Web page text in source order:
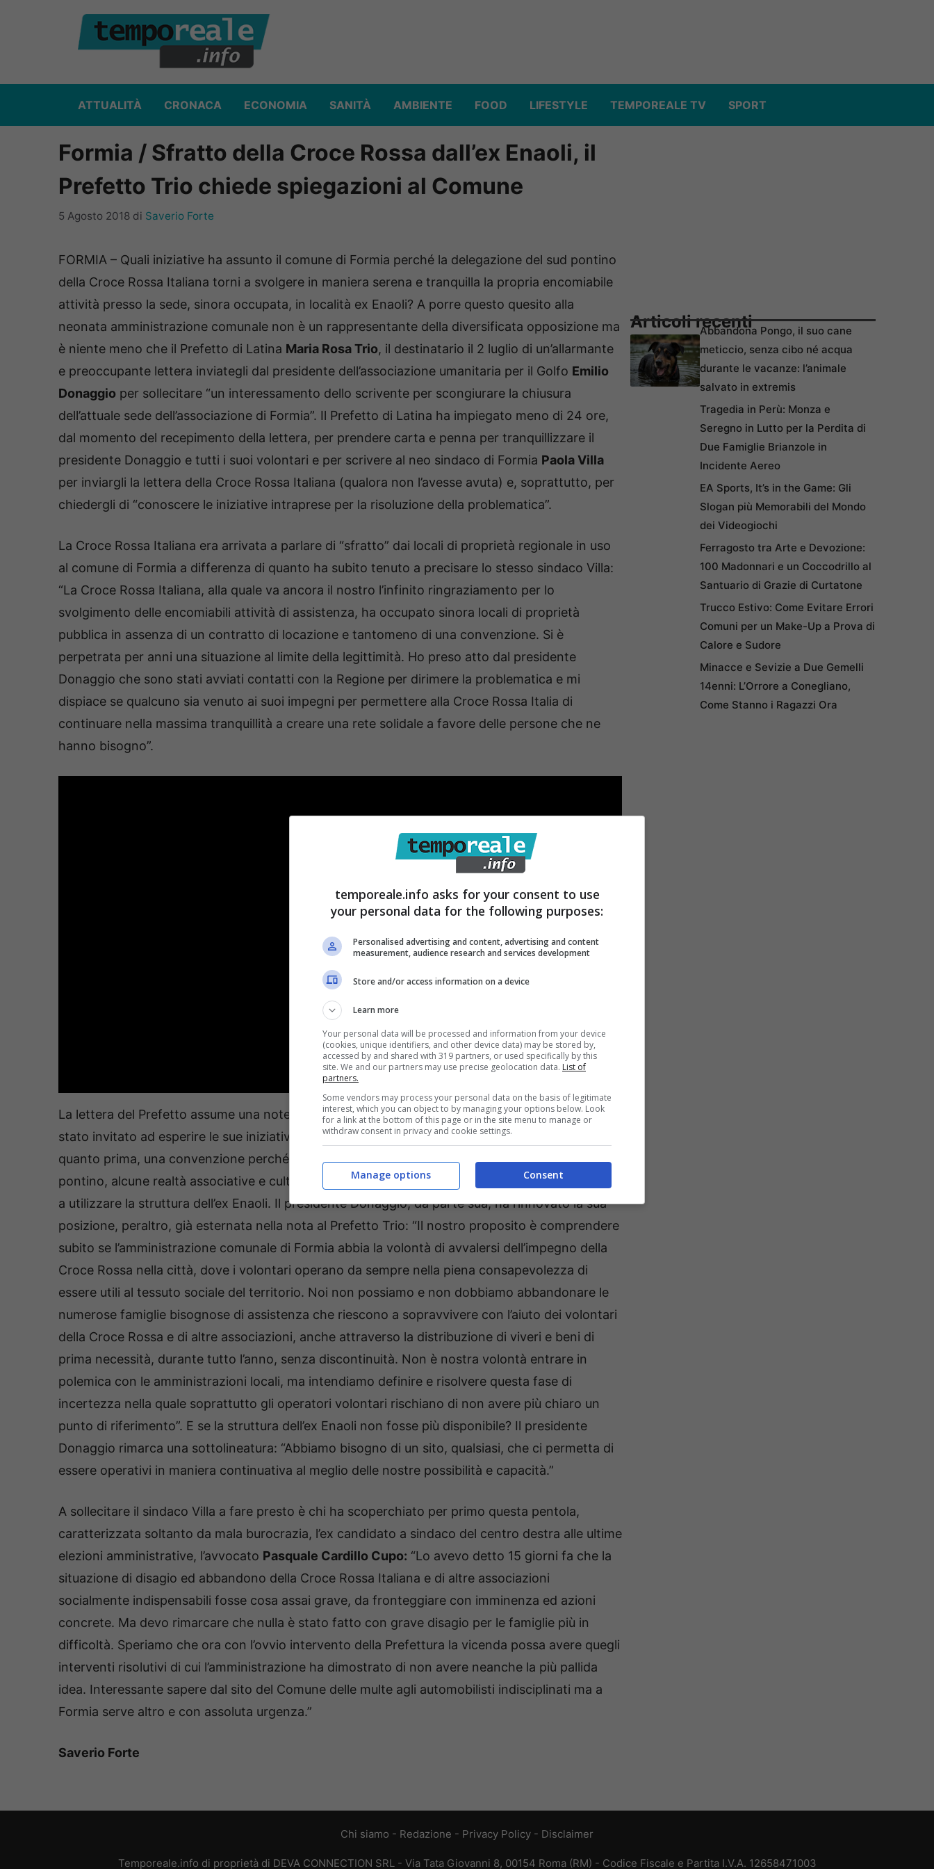
ATTUALITÀ CRONACA ECONOMIA SANITÀ AMBIENTE FOOD LIFESTYLE TEMPOREALE TV SPORT
Formia / Sfratto della Croce Rossa dall’ex Enaoli, il
Prefetto Trio chiede spiegazioni al Comune
5 Agosto 2018 di Saverio Forte
FORMIA – Quali iniziative ha assunto il comune di Formia perché la delegazione del sud pontino
della Croce Rossa Italiana torni a svolgere in maniera serena e tranquilla la propria encomiabile
attività presso la sede, sinora occupata, in località ex Enaoli? A porre questo quesito alla
neonata amministrazione comunale non è un rappresentante della diversificata opposizione ma
è niente meno che il Prefetto di Latina Maria Rosa Trio, il destinatario il 2 luglio di un’allarmante
e preoccupante lettera inviategli dal presidente dell’associazione umanitaria per il Golfo Emilio
Donaggio per sollecitare “un interessamento dello scrivente per scongiurare la chiusura
dell’attuale sede dell’associazione di Formia”. Il Prefetto di Latina ha impiegato meno di 24 ore,
dal momento del recepimento della lettera, per prendere carta e penna per tranquillizzare il
presidente Donaggio e tutti i suoi volontari e per scrivere al neo sindaco di Formia Paola Villa
per inviargli la lettera della Croce Rossa Italiana (qualora non l’avesse avuta) e, soprattutto, per
chiedergli di “conoscere le iniziative intraprese per la risoluzione della problematica”.
La Croce Rossa Italiana era arrivata a parlare di “sfratto” dai locali di proprietà regionale in uso
al comune di Formia a differenza di quanto ha subito tenuto a precisare lo stesso sindaco Villa:
“La Croce Rossa Italiana, alla quale va ancora il nostro l’infinito ringraziamento per lo
svolgimento delle encomiabili attività di assistenza, ha occupato sinora locali di proprietà
pubblica in assenza di un contratto di locazione e tantomeno di una convenzione. Si è
perpetrata per anni una situazione al limite della legittimità. Ho preso atto dal presidente
Donaggio che sono stati avviati contatti con la Regione per dirimere la problematica e mi
dispiace se qualcuno sia venuto ai suoi impegni per permettere alla Croce Rossa Italia di
continuare nella massima tranquillità a creare una rete solidale a favore delle persone che ne
hanno bisogno”.
La lettera del Prefetto assume una notevole importanza perché lo stesso comune di Formia è
stato invitato ad esperire le sue iniziative – in primis con la Regione Lazio – perché definita,
quanto prima, una convenzione perché la Croce Rossa Italiana, il gruppo di protezione Ver sud-
pontino, alcune realtà associative e culturali e i gruppi dei finanzieri e avieri in congedo tornino
a utilizzare la struttura dell’ex Enaoli. Il presidente Donaggio, da parte sua, ha rinnovato la sua
posizione, peraltro, già esternata nella nota al Prefetto Trio: “Il nostro proposito è comprendere
subito se l’amministrazione comunale di Formia abbia la volontà di avvalersi dell’impegno della
Croce Rossa nella città, dove i volontari operano da sempre nella piena consapevolezza di
essere utili al tessuto sociale del territorio. Noi non possiamo e non dobbiamo abbandonare le
numerose famiglie bisognose di assistenza che riescono a sopravvivere con l’aiuto dei volontari
della Croce Rossa e di altre associazioni, anche attraverso la distribuzione di viveri e beni di
prima necessità, durante tutto l’anno, senza discontinuità. Non è nostra volontà entrare in
polemica con le amministrazioni locali, ma intendiamo definire e risolvere questa fase di
incertezza nella quale soprattutto gli operatori volontari rischiano di non avere più chiaro un
punto di riferimento”. E se la struttura dell’ex Enaoli non fosse più disponibile? Il presidente
Donaggio rimarca una sottolineatura: “Abbiamo bisogno di un sito, qualsiasi, che ci permetta di
essere operativi in maniera continuativa al meglio delle nostre possibilità e capacità.”
A sollecitare il sindaco Villa a fare presto è chi ha scoperchiato per primo questa pentola,
caratterizzata soltanto da mala burocrazia, l’ex candidato a sindaco del centro destra alle ultime
elezioni amministrative, l’avvocato Pasquale Cardillo Cupo: “Lo avevo detto 15 giorni fa che la
situazione di disagio ed abbandono della Croce Rossa Italiana e di altre associazioni
socialmente indispensabili fosse cosa assai grave, da fronteggiare con imminenza ed azioni
concrete. Ma devo rimarcare che nulla è stato fatto con grave disagio per le famiglie più in
difficoltà. Speriamo che ora con l’ovvio intervento della Prefettura la vicenda possa avere quegli
interventi risolutivi di cui l’amministrazione ha dimostrato di non avere neanche la più pallida
idea. Interessante sapere dal sito del Comune delle multe agli automobilisti indisciplinati ma a
Formia serve altro e con assoluta urgenza.”
Saverio Forte
Articoli recentiAbbandona Pongo, il suo cane
meticcio, senza cibo né acqua
durante le vacanze: l’animale
salvato in extremis
Tragedia in Perù: Monza e
Seregno in Lutto per la Perdita di
Due Famiglie Brianzole in
Incidente Aereo
EA Sports, It’s in the Game: Gli
Slogan più Memorabili del Mondo
dei Videogiochi
Ferragosto tra Arte e Devozione:
100 Madonnari e un Coccodrillo al
Santuario di Grazie di Curtatone
Trucco Estivo: Come Evitare Errori
Comuni per un Make-Up a Prova di
Calore e Sudore
Minacce e Sevizie a Due Gemelli
14enni: L’Orrore a Conegliano,
Come Stanno i Ragazzi Ora
Chi siamo - Redazione - Privacy Policy - Disclaimer
Temporeale.info di proprietà di DEVA CONNECTION SRL - Via Tata Giovanni 8, 00154 Roma (RM) - Codice Fiscale e Partita I.V.A. 12658471003
temporeale.info asks for your consent to use
your personal data for the following purposes:
Personalised advertising and content, advertising and content
measurement, audience research and services development
Store and/or access information on a device
Learn more
Your personal data will be processed and information from your device
(cookies, unique identifiers, and other device data) may be stored by,
accessed by and shared with 319 partners, or used specifically by this
site. We and our partners may use precise geolocation data. List of
partners.
Some vendors may process your personal data on the basis of legitimate
interest, which you can object to by managing your options below. Look
for a link at the bottom of this page or in the site menu to manage or
withdraw consent in privacy and cookie settings.
Consent
Manage options